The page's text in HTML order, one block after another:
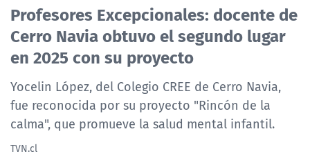
TVN VERTICAL
TVN PLAY
PROGRAMAS
TELESERIES
Profesores Excepcionales: docente de
Cerro Navia obtuvo el segundo lugar
en 2025 con su proyecto
Yocelin López, del Colegio CREE de Cerro Navia,
fue reconocida por su proyecto "Rincón de la
calma", que promueve la salud mental infantil.
TVN.cl